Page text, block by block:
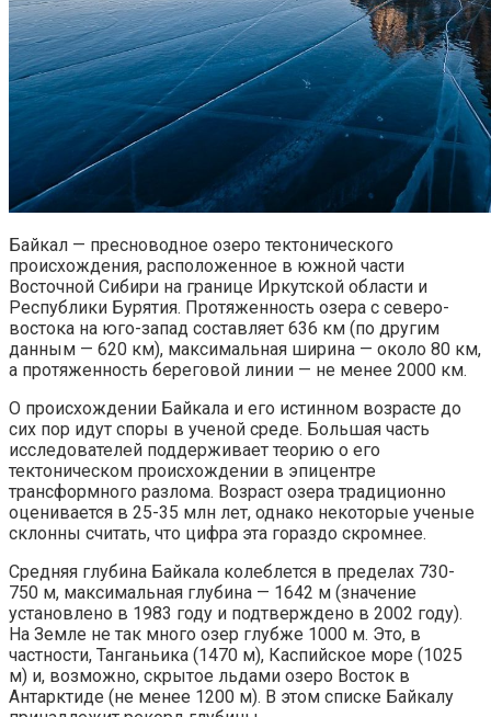
Байкал — пресноводное озеро тектонического
происхождения, расположенное в южной части
Восточной Сибири на границе Иркутской области и
Республики Бурятия. Протяженность озера с северо-
востока на юго-запад составляет 636 км (по другим
данным — 620 км), максимальная ширина — около 80 км,
а протяженность береговой линии — не менее 2000 км.
О происхождении Байкала и его истинном возрасте до
сих пор идут споры в ученой среде. Большая часть
исследователей поддерживает теорию о его
тектоническом происхождении в эпицентре
трансформного разлома. Возраст озера традиционно
оценивается в 25-35 млн лет, однако некоторые ученые
склонны считать, что цифра эта гораздо скромнее.
Средняя глубина Байкала колеблется в пределах 730-
750 м, максимальная глубина — 1642 м (значение
установлено в 1983 году и подтверждено в 2002 году).
На Земле не так много озер глубже 1000 м. Это, в
частности, Танганьика (1470 м), Каспийское море (1025
м) и, возможно, скрытое льдами озеро Восток в
Антарктиде (не менее 1200 м). В этом списке Байкалу